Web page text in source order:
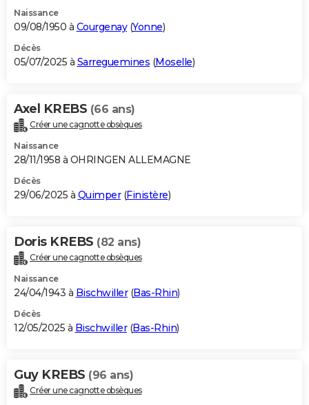
Naissance
09/08/1950 à Courgenay(Yonne)
Décès
05/07/2025 à Sarreguemines (Moselle)
Axel KREBS (66 ans)
Créer une cagnotte obsèques
Naissance
28/11/1958 à OHRINGEN ALLEMAGNE
Décès
29/06/2025 à Quimper(Finistère)
Doris KREBS (82 ans)
Créer une cagnotte obsèques
Naissance
24/04/1943 à Bischwiller(Bas-Rhin)
Décès
12/05/2025 à Bischwiller(Bas-Rhin)
Guy KREBS (96 ans)
Créer une cagnotte obsèques